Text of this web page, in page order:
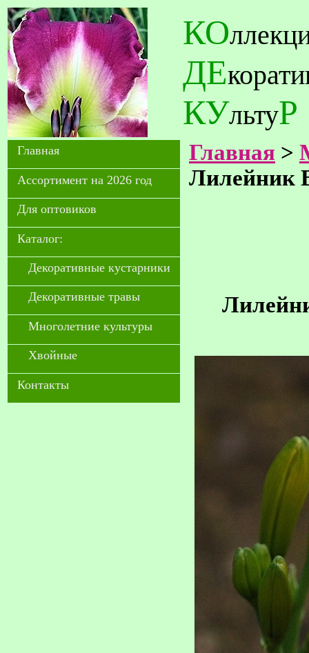
КО
ДЕ
КУльтуР
Главная
Ассортимент на 2026 год
Для оптовиков
Каталог:
Декоративные кустарники
Декоративные травы
Многолетние культуры
Хвойные
Контакты
Главная >
Лилейник